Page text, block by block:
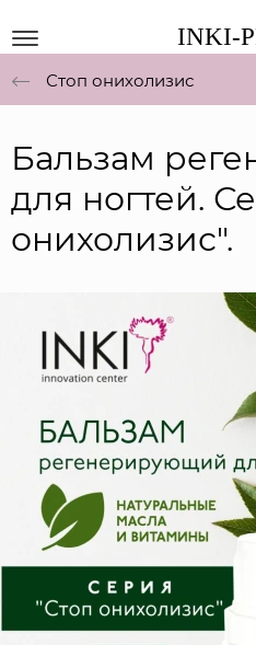
INKI-
Стоп онихолизис
Бальзам
для ногтей.
онихолизис".